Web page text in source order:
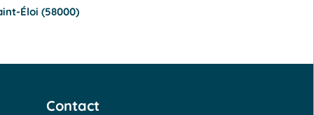
Éloi (58000)
Contact